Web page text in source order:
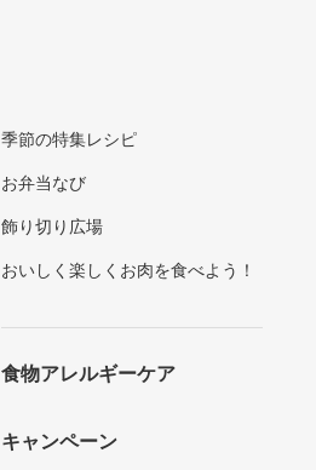
季節の特集レシピ
お弁当なび
飾り切り広場
おいしく楽しくお肉を食べよう！
食物アレルギーケア
キャンペーン